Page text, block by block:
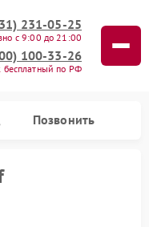
231-05-25
с 9:00 до 21:00
100-33-26
бесплатный по РФ
Позвонить